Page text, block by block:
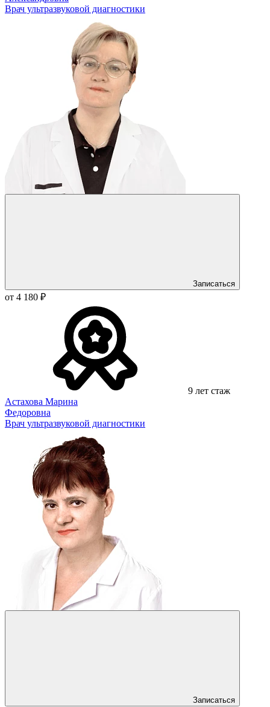
Врач ультразвуковой диагностики
Записаться
от 4 180 ₽
9 лет стаж
Астахова Марина
Федоровна
Врач ультразвуковой диагностики
Записаться